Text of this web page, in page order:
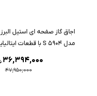
اجاق گاز صفحه ای استیل البرز
مدل S 5904 با قطعات ایتالیایی
47,950,000
36,394,000